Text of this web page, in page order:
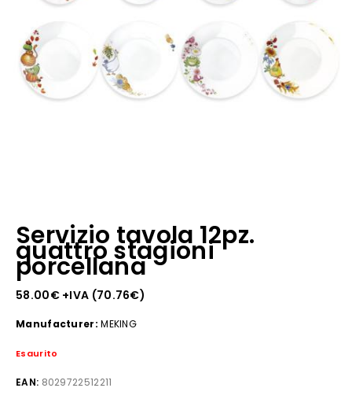
Servizio tavola 12pz.
quattro stagioni
porcellana
58.00€+IVA (70.76€)
Manufacturer: MEKING
Esaurito
EAN: 8029722512211